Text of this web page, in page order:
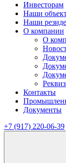
Инвесторам
Наши
Наши
О компании
О
Контакты
Документы
+7 (917) 220-06-39